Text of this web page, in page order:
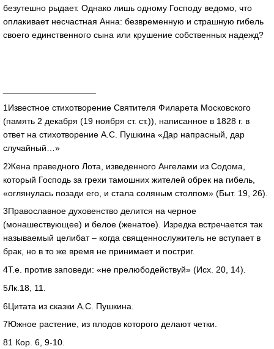
безутешно рыдает. Однако лишь одному Господу ведомо, что
оплакивает несчастная Анна: безвременную и страшную гибель
своего единственного сына или крушение собственных надежд?
1Известное стихотворение Святителя Филарета Московского
(память 2 декабря (19 ноября ст. ст.)), написанное в 1828 г. в
ответ на стихотворение А.С. Пушкина «Дар напрасный, дар
случайный…»
2Жена праведного Лота, изведенного Ангелами из Содома,
который Господь за грехи тамошних жителей обрек на гибель,
«оглянулась позади его, и стала соляным столпом» (Быт. 19, 26).
3Православное духовенство делится на черное
(монашествующее) и белое (женатое). Изредка встречается так
называемый целибат – когда священнослужитель не вступает в
брак, но в то же время не принимает и постриг.
4Т.е. против заповеди: «не прелюбодействуй» (Исх. 20, 14).
5Лк.18, 11.
6Цитата из сказки А.С. Пушкина.
7Южное растение, из плодов которого делают четки.
81 Кор. 6, 9-10.